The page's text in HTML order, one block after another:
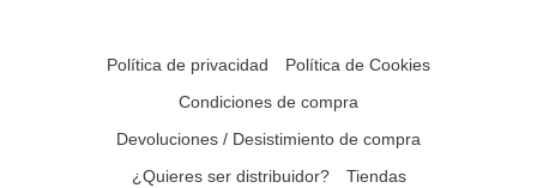
Política de privacidad
Política de Cookies
Condiciones de compra
Devoluciones / Desistimiento de compra
¿Quieres ser distribuidor?
Tiendas